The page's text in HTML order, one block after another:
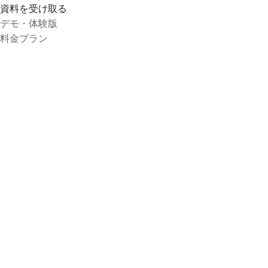
資料を受け取る
デモ・体験版
料金プラン